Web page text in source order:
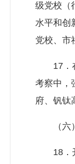
级党校（
水平和创
党校、市
17．在
考察中，
府、钒钛
（六）
18．开